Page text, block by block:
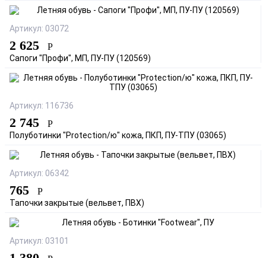
Артикул: 03072
2 625 Р
Сапоги "Профи", МП, ПУ-ПУ (120569)
Артикул: 116736
2 745 Р
Полуботинки "Protection/ю" кожа, ПКП, ПУ-ТПУ (03065)
Артикул: 06342
765 Р
Тапочки закрытые (вельвет, ПВХ)
Артикул: 03101